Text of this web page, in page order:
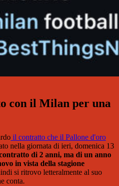
con il Milan per una
il contratto che il Pallone d'oro
nella giornata di ieri, domenica 13
di 2 anni, ma di un anno
in vista della stagione
si ritrovo letteralmente al suo
conta.